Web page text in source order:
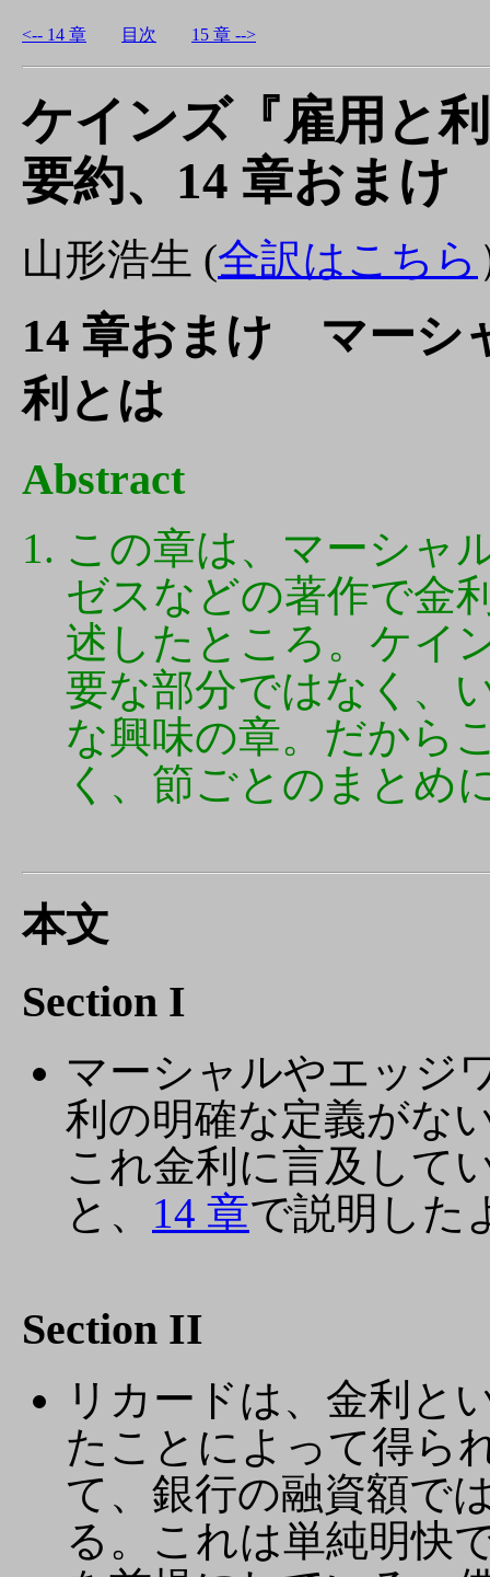
<-- 14 章 目次 15 章 -->
ケインズ『雇用と
要約、14 章おまけ
山形浩生 (全訳はこちら
14 章おまけ マーシ
利とは
Abstract
この章は、マーシャ
ゼスなどの著作で金
述したところ。ケイ
要な部分ではなく、
な興味の章。だから
く、節ごとのまとめ
本文
Section I
マーシャルやエッジ
利の明確な定義がな
これ金利に言及して
と、 14 章で説明した
Section II
リカードは、金利と
たことによって得ら
て、銀行の融資額で
る。これは単純明快